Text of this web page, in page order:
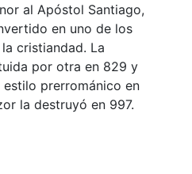
al Apóstol Santiago,
en uno de los
cristiandad. La
por otra en 829 y
prerrománico en
la destruyó en 997.